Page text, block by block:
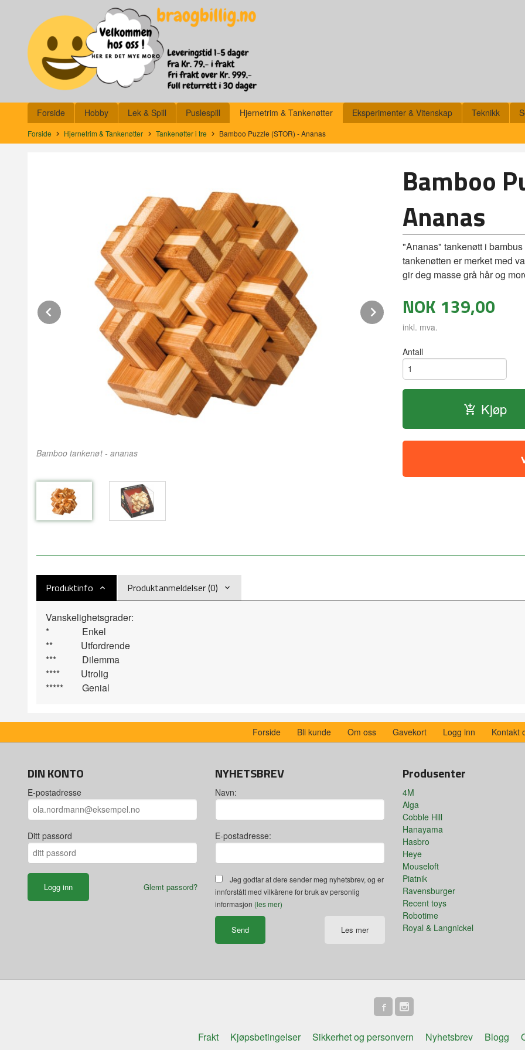
innholdet
Produkter
Forside Hobby Lek & Spill Puslespill Hjernetrim & Tankenøtter Eksperimenter & Vitenskap Teknikk
Forside Hjernetrim & Tankenøtter Tankenøtter i tre Bamboo Puzzle (STOR) - Ananas
Bamboo tankenøt - ananas
Bamboo puzzel - ananas
Next
Bamboo
Ananas
"Ananas" tankenøtt i
tankenøtten er merket med
gir deg masse grå hår og
NOK 139,00
inkl. mva.
Antall
Kjøp
Produktinfo Produktanmeldelser (0)
Vanskelighetsgrader:
* Enkel
** Utfordrende
*** Dilemma
**** Utrolig
***** Genial
Forside Bli kunde Om oss Gavekort Logg inn Kontakt
DIN KONTO
E-postadresse
Ditt passord
Glemt passord?
NYHETSBREV
Navn:
E-postadresse:
Jeg godtar at dere sender meg nyhetsbrev, og er
innforstått med vilkårene for bruk av personlig
informasjon (les mer)
Les mer
Produsenter
4M
Alga
Cobble Hill
Hanayama
Hasbro
Heye
Mouseloft
Piatnik
Ravensburger
Recent toys
Robotime
Royal & Langnickel
Frakt Kjøpsbetingelser Sikkerhet og personvern Nyhetsbrev Blogg